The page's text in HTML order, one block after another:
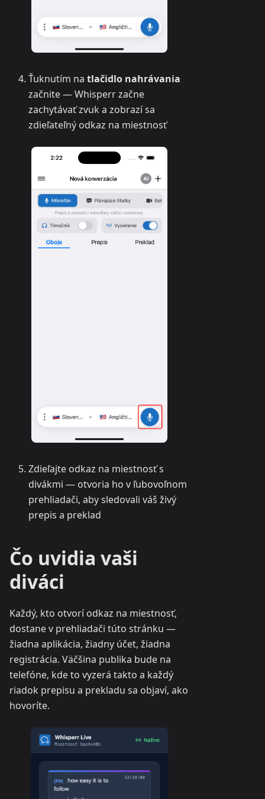
Ťuknutím na tlačidlo nahrávania
začnite — Whisperr začne
zachytávať zvuk a zobrazí sa
zdieľateľný odkaz na miestnosť
Zdieľajte odkaz na miestnosť s
divákmi — otvoria ho v ľubovoľnom
prehliadači, aby sledovali váš živý
prepis a preklad
Čo uvidia vaši
diváci
Každý, kto otvorí odkaz na miestnosť,
dostane v prehliadači túto stránku —
žiadna aplikácia, žiadny účet, žiadna
registrácia. Väčšina publika bude na
telefóne, kde to vyzerá takto a každý
riadok prepisu a prekladu sa objaví, ako
hovoríte.